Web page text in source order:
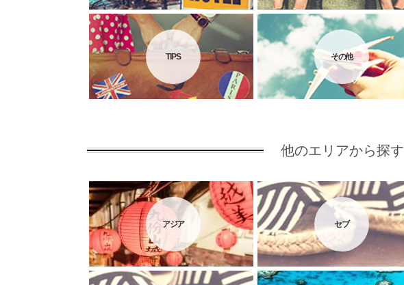
TIPS その他
他のエリアから探す
アジア セブ